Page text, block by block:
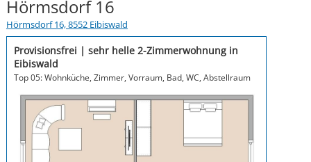
Hörmsdorf 16
Hörmsdorf 16, 8552 Eibiswald
Provisionsfrei | sehr helle 2-Zimmerwohnung in
Eibiswald
Top 05: Wohnküche, Zimmer, Vorraum, Bad, WC, Abstellraum